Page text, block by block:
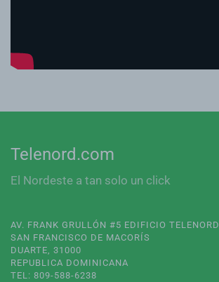
Telenord.com
El Nordeste a tan solo un click
AV. FRANK GRULLÓN #5 EDIFICIO TELENORD
SAN FRANCISCO DE MACORÍS
DUARTE, 31000
REPUBLICA DOMINICANA
TEL: 809-588-6238